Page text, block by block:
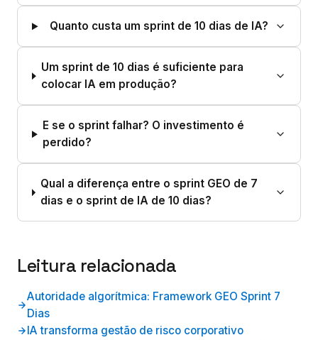
Quanto custa um sprint de 10 dias de IA?
Um sprint de 10 dias é suficiente para
colocar IA em produção?
E se o sprint falhar? O investimento é
perdido?
Qual a diferença entre o sprint GEO de 7
dias e o sprint de IA de 10 dias?
Leitura relacionada
Autoridade algorítmica: Framework GEO Sprint 7
Dias
IA transforma gestão de risco corporativo